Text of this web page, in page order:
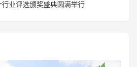
业评选颁奖盛典圆满举行